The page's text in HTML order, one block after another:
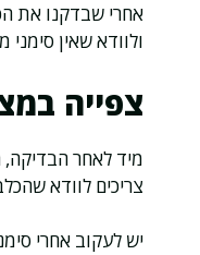
אחרי שבדקנו את
ולוודא שאין סימני
צפייה
מיד לאחר הבדיקה,
צריכים לוודא
יש לעקוב אחרי